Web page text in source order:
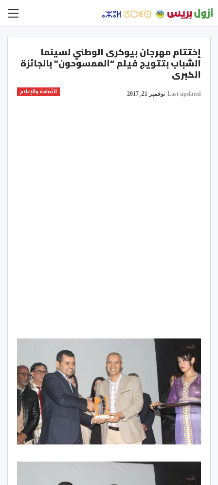
إختتام مهرجان بيوكرى الوطني لسينما
الشباب بتتويج فيلم “الممسوحون” بالجائزة
الكبرى
الثقافة والإعلام Last updated نوفمبر 21, 2017